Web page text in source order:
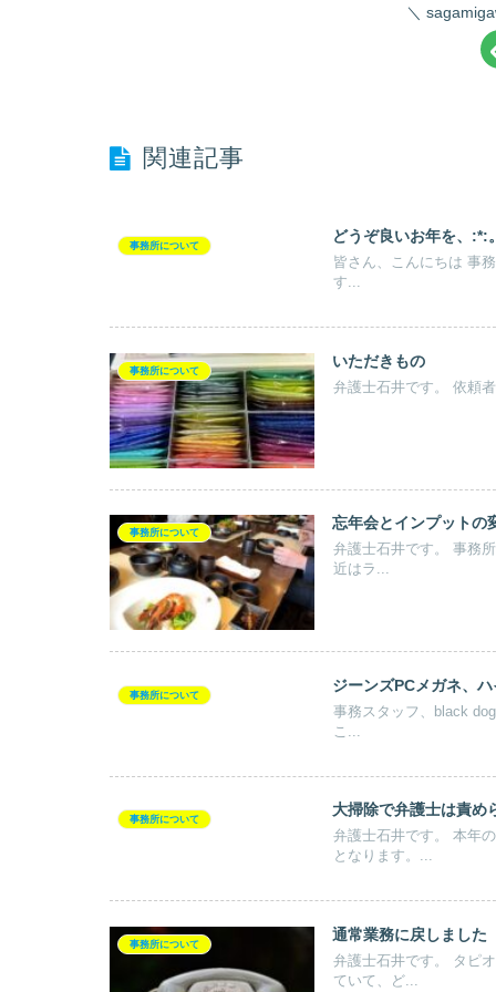
関連記事
事務所について
どうぞ良いお年を、:*:
皆さん、こんにちは 事務スタッフ、black
す...
事務所について
いただきもの
事務所について
忘年会とインプットの
弁護士石井です。 事務所で忘年会のランチをしてきました。 夜は動けない人が多いため、最
近はラ...
事務所について
ジーンズPCメガネ、
事務スタッフ、black dogです 最近気になっていた話題は、わさおくんの毛
こ...
事務所について
大掃除で弁護士は責め
弁護士石井です。 本年の業務は、１２月２８日で終了です。 年明けは１月５日から業務開始
となります。...
事務所について
通常業務に戻しました
弁護士石井です。 タピオカミルクティー屋の前で売られているマスク値段がどんどん下がっ
ていて、ど...